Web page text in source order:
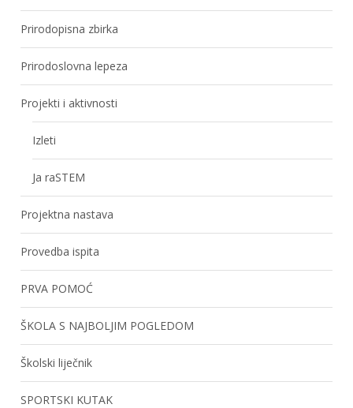
Prirodopisna zbirka
Prirodoslovna lepeza
Projekti i aktivnosti
Izleti
Ja raSTEM
Projektna nastava
Provedba ispita
PRVA POMOĆ
ŠKOLA S NAJBOLJIM POGLEDOM
Školski liječnik
SPORTSKI KUTAK